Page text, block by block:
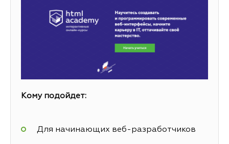
Кому подойдет:
Для начинающих веб-разработчиков